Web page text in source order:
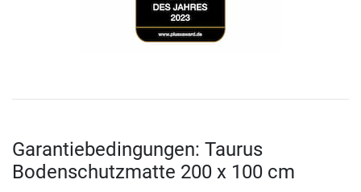
Garantiebedingungen: Taurus
Bodenschutzmatte 200 x 100 cm